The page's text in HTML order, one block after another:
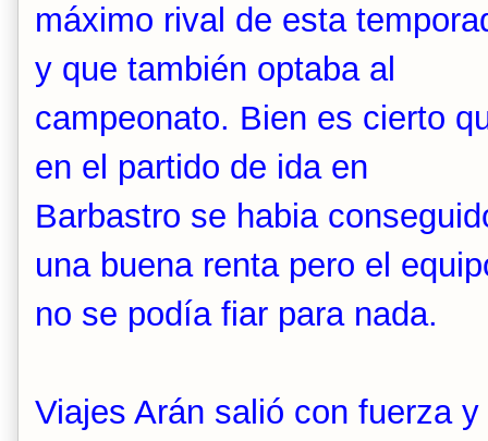
máximo rival de esta
y que también optaba al
campeonato. Bien es cierto
en el partido de ida en
Barbastro se habia
una buena renta pero el
no se podía fiar para nada.
Viajes Arán salió con fuerza